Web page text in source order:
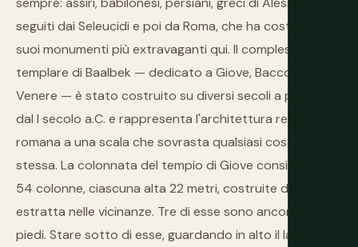
seguiti dai Seleucidi e poi da Roma, che ha costruito i
suoi monumenti più extravaganti qui. Il complesso
templare di Baalbek — dedicato a Giove, Bacco e
Venere — è stato costruito su diversi secoli a partire
dal I secolo a.C. e rappresenta l'architettura religiosa
romana a una scala che sovrasta qualsiasi cosa a Roma
stessa. La colonnata del tempio di Giove consisteva in
54 colonne, ciascuna alta 22 metri, costruite da pietra
estratta nelle vicinanze. Tre di esse sono ancora in
piedi. Stare sotto di esse, guardando in alto il lavoro in